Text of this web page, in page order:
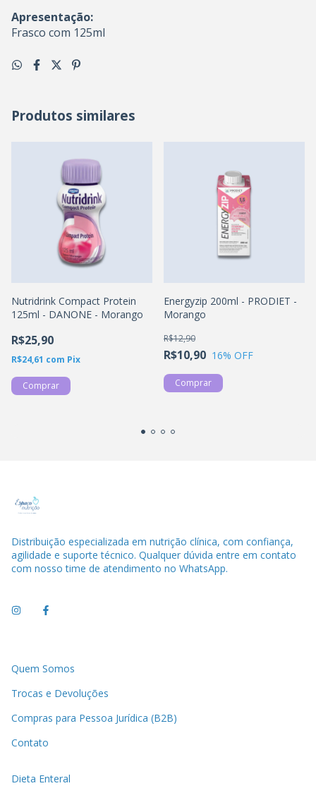
Apresentação:
Frasco com 125ml
Produtos similares
Nutridrink Compact Protein
125ml - DANONE - Morango
R$25,90
R$24,61 com Pix
Energyzip 200ml - PRODIET -
Morango
R$10,90
R$12,90
16% OFF
Distribuição especializada em nutrição clínica, com confiança,
agilidade e suporte técnico. Qualquer dúvida entre em contato
com nosso time de atendimento no WhatsApp.
Quem Somos
Trocas e Devoluções
Compras para Pessoa Jurídica (B2B)
Contato
Dieta Enteral